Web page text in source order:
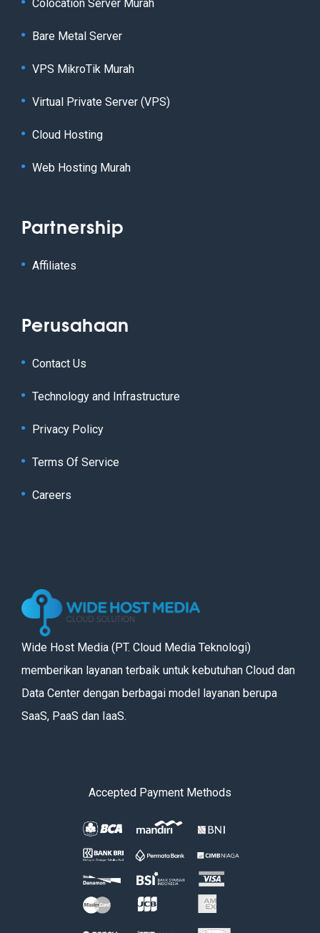
Colocation Server Murah
Bare Metal Server
VPS MikroTik Murah
Virtual Private Server (VPS)
Cloud Hosting
Web Hosting Murah
Partnership
Affiliates
Perusahaan
Contact Us
Technology and Infrastructure
Privacy Policy
Terms Of Service
Careers
Wide Host Media (PT. Cloud Media Teknologi)
memberikan layanan terbaik untuk kebutuhan Cloud dan
Data Center dengan berbagai model layanan berupa
SaaS, PaaS dan IaaS.
Accepted Payment Methods